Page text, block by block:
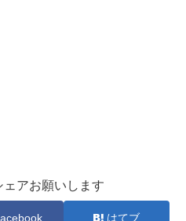
ェアお願いします
はてブ